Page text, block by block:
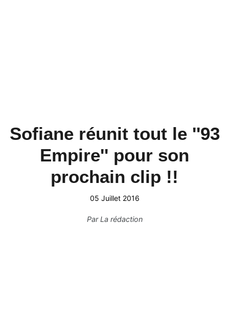
Sofiane réunit tout le ''93
Empire'' pour son
prochain clip !!
05 Juillet 2016
ParLa rédaction